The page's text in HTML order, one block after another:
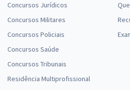
Concursos Jurídicos
Concursos Militares
Concursos Policiais
Concursos Saúde
Concursos Tribunais
Residência Multiprofissional